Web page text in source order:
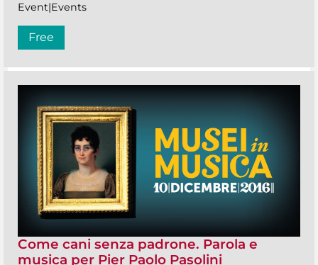
Event|Events
Free
Come cani senza padrone. Parola e
musica per Pier Paolo Pasolini